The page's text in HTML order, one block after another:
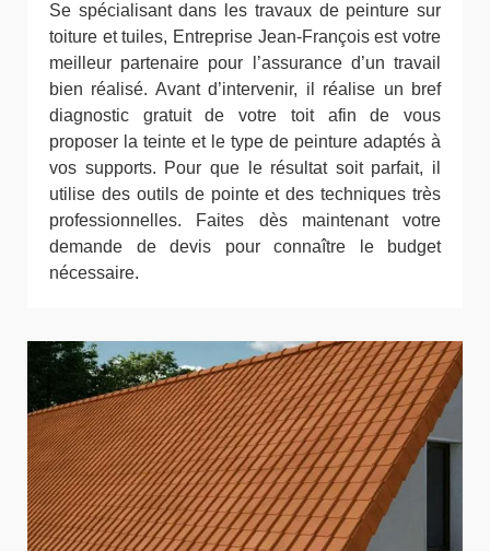
Se spécialisant dans les travaux de peinture sur
toiture et tuiles, Entreprise Jean-François est votre
meilleur partenaire pour l’assurance d’un travail
bien réalisé. Avant d’intervenir, il réalise un bref
diagnostic gratuit de votre toit afin de vous
proposer la teinte et le type de peinture adaptés à
vos supports. Pour que le résultat soit parfait, il
utilise des outils de pointe et des techniques très
professionnelles. Faites dès maintenant votre
demande de devis pour connaître le budget
nécessaire.